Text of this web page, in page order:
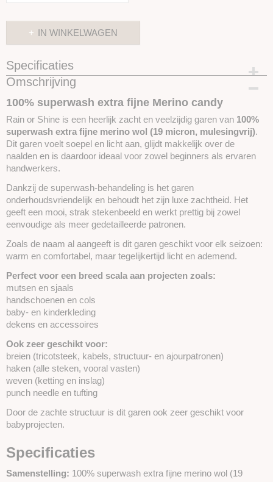
IN WINKELWAGEN
Specificaties
Productcode
Omschrijving
100% superwash extra fijne Merino candy
Rain or Shine is een heerlijk zacht en veelzijdig garen van 100%
superwash extra fijne merino wol (19 micron, mulesingvrij).
Dit garen voelt soepel en licht aan, glijdt makkelijk over de
naalden en is daardoor ideaal voor zowel beginners als ervaren
handwerkers.
Dankzij de superwash-behandeling is het garen
onderhoudsvriendelijk en behoudt het zijn luxe zachtheid. Het
geeft een mooi, strak stekenbeeld en werkt prettig bij zowel
eenvoudige als meer gedetailleerde patronen.
Zoals de naam al aangeeft is dit garen geschikt voor elk seizoen:
warm en comfortabel, maar tegelijkertijd licht en ademend.
Perfect voor een breed scala aan projecten zoals:
mutsen en sjaals
handschoenen en cols
baby- en kinderkleding
dekens en accessoires
Ook zeer geschikt voor:
breien (tricotsteek, kabels, structuur- en ajourpatronen)
haken (alle steken, vooral vasten)
weven (ketting en inslag)
punch needle en tufting
Door de zachte structuur is dit garen ook zeer geschikt voor
babyprojecten.
Specificaties
Samenstelling: 100% superwash extra fijne merino wol (19